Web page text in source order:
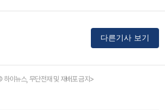
다른기사 보기
이뉴스, 무단전재 및 재배포 금지>